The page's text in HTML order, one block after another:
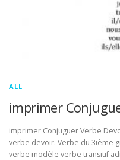
ALL
imprimer
imprimer Conjuguer Verbe
verbe devoir. Verbe du 3ième
verbe modèle verbe transitif